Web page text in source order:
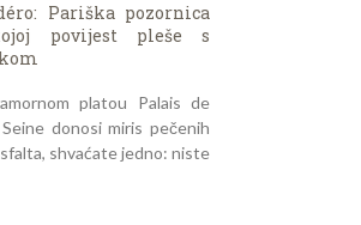
Pariška pozornica
povijest pleše s
platou Palais de
donosi miris pečenih
shvaćate jedno: niste